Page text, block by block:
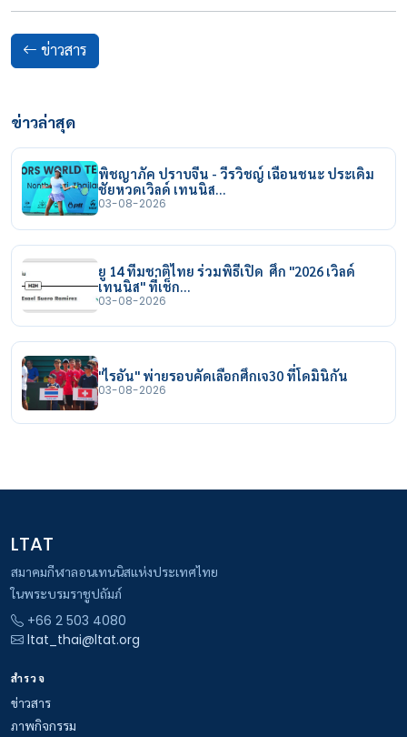
ข่าวสาร
ข่าวล่าสุด
พิชญาภัค ปราบจีน - วีรวิชญ์ เฉือนชนะ ประเดิม
ชัยหวดเวิลด์ เทนนิส…
03-08-2026
ยู 14 ทีมชาติไทย ร่วมพิธีเปิด ศึก "2026 เวิลด์
เทนนิส" ที่เช็ก…
03-08-2026
"ไรอัน" พ่ายรอบคัดเลือกศึกเจ30 ที่โดมินิกัน
03-08-2026
LTAT
สมาคมกีฬาลอนเทนนิสแห่งประเทศไทย
ในพระบรมราชูปถัมภ์
+66 2 503 4080
ltat_thai@ltat.org
สำรวจ
ข่าวสาร
ภาพกิจกรรม